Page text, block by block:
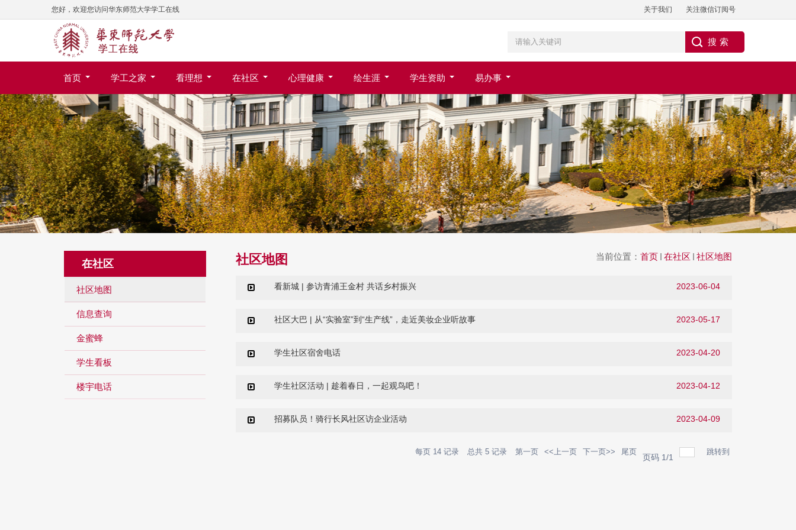
您好，欢迎您访问华东师范大学学工在线 关于我们 关注微信订阅号
首页 学工之家 看理想 在社区 心理健康 绘生涯 学生资助 易办事
在社区
社区地图
信息查询
金蜜蜂
学生看板
楼宇电话
当前位置：首页 在社区 社区地图
社区地图
看新城 | 参访青浦王金村 共话乡村振兴 2023-06-04
社区大巴 | 从“实验室”到“生产线”，走近美妆企业听故事 2023-05-17
学生社区宿舍电话 2023-04-20
学生社区活动 | 趁着春日，一起观鸟吧！ 2023-04-12
招募队员！骑行长风社区访企业活动 2023-04-09
每页 14 记录 总共5 记录 第一页 <<上一页 下一页>> 尾页
页码 1/1
跳转到